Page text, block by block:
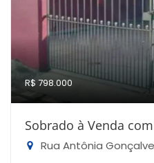
R$ 798.000
Sobrado à Venda
Rua Antônia Gonçalves -